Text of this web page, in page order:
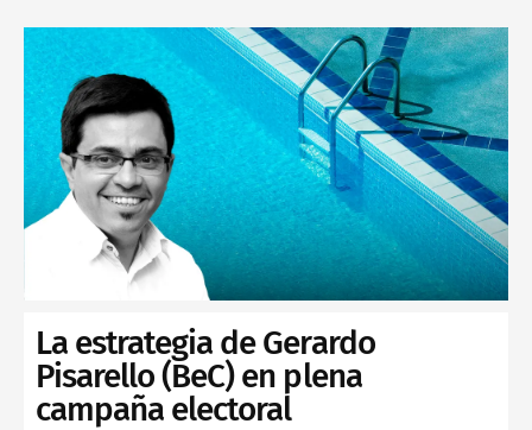
La estrategia de Gerardo
Pisarello (BeC) en plena
campaña electoral